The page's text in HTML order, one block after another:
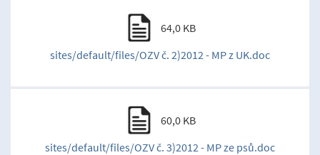
64,0 KB
sites/default/files/OZV č. 2)2012 - MP z UK.doc
60,0 KB
sites/default/files/OZV č. 3)2012 - MP ze psů.doc